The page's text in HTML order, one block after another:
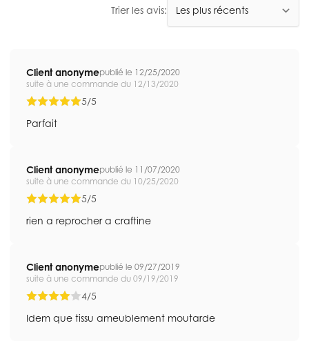
Trier les avis:
Client anonymepublié le 12/25/2020
suite à une commande du 12/13/2020
5/5
Parfait
Client anonymepublié le 11/07/2020
suite à une commande du 10/25/2020
5/5
rien a reprocher a craftine
Client anonymepublié le 09/27/2019
suite à une commande du 09/19/2019
4/5
Idem que tissu ameublement moutarde